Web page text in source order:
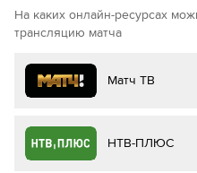
На каких онлайн-ресурсах
трансляцию матча
Матч ТВ
Как смотреть
Матч ТВ
НТВ-ПЛЮС